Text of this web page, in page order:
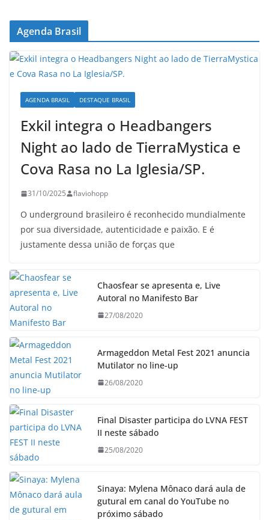
Agenda Brasil
AGENDA BRASIL DESTAQUE BRASIL
Exkil integra o Headbangers
Night ao lado de TierraMystica e
Cova Rasa no La Iglesia/SP.
31/10/2025 flaviohopp
O underground brasileiro é reconhecido mundialmente
por sua diversidade, autenticidade e paixão. E é
justamente dessa união de forças que
Chaosfear se apresenta e, Live
Autoral no Manifesto Bar
27/08/2020
Armageddon Metal Fest 2021 anuncia
Mutilator no line-up
26/08/2020
Final Disaster participa do LVNA FEST
II neste sábado
25/08/2020
Sinaya: Mylena Mônaco dará aula de
gutural em canal do YouTube no
próximo sábado